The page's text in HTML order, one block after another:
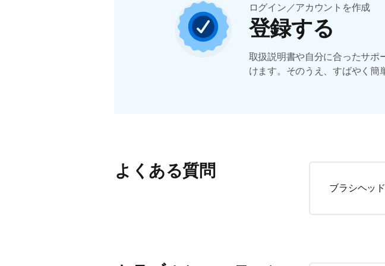
ログイン／アカウントを作成
登録する
取扱説明書や自分に合ったサポ
けます。そのうえ、すばやく簡
よくある質問
ブラシヘッ